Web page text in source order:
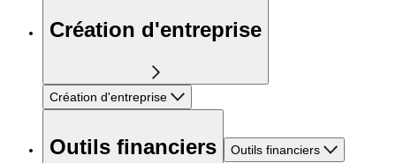
Création d'entreprise
Création d'entreprise
Outils financiers Outils financiers